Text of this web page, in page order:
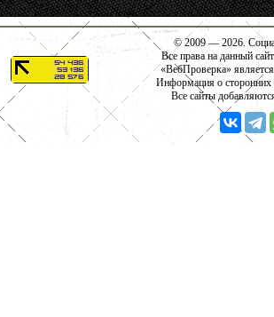
© 2009 — 2026.
Все права на данный
«ВебПроверка»
Информация о сторонних
Все сайты